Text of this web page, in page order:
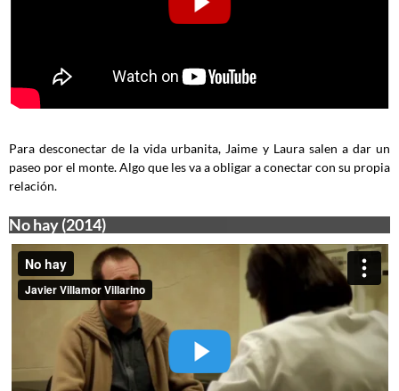
Para desconectar de la vida urbanita, Jaime y Laura salen a dar un
paseo por el monte. Algo que les va a obligar a conectar con su propia
relación.
No hay (2014)